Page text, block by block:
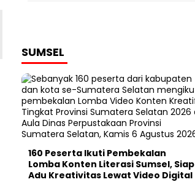
SUMSEL
160 Peserta Ikuti Pembekalan
Lomba Konten Literasi Sumsel, Siap
Adu Kreativitas Lewat Video Digital ‎